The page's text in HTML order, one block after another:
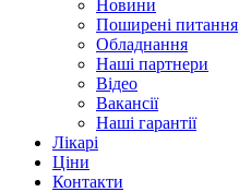
Новини
Поширені питання
Обладнання
Наші партнери
Відео
Вакансії
Наші гарантії
Лікарі
Ціни
Контакти